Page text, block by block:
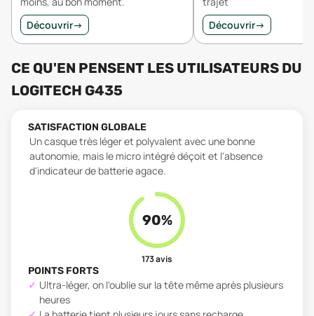
Découvrir→
Découvrir→
CE QU'EN PENSENT LES UTILISATEURS DU
LOGITECH G435
SATISFACTION GLOBALE
Un casque très léger et polyvalent avec une bonne
autonomie, mais le micro intégré déçoit et l'absence
d'indicateur de batterie agace.
90%
173avis
POINTS FORTS
Ultra-léger, on l'oublie sur la tête même après plusieurs
heures